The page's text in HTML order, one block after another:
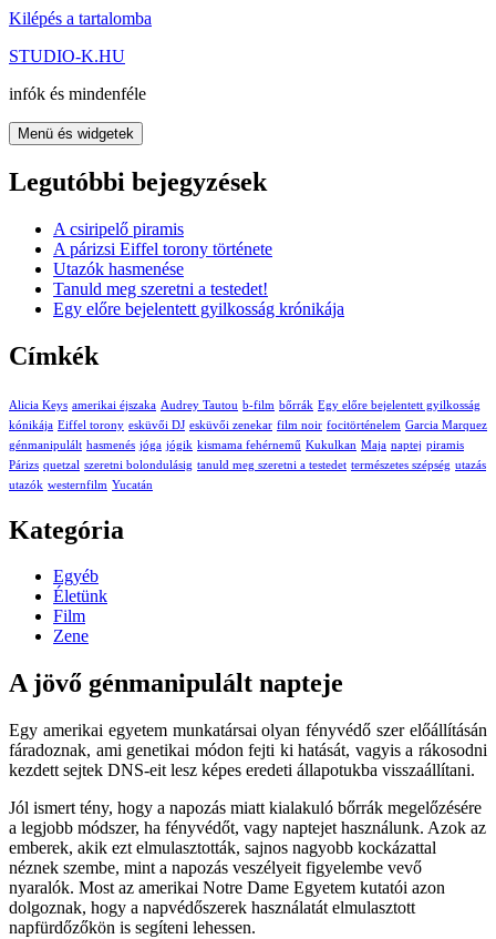
Kilépés a tartalomba
STUDIO-K.HU
infók és mindenféle
Menü és widgetek
Legutóbbi bejegyzések
A csiripelő piramis
A párizsi Eiffel torony története
Utazók hasmenése
Tanuld meg szeretni a testedet!
Egy előre bejelentett gyilkosság krónikája
Címkék
Alicia Keys amerikai éjszaka Audrey Tautou b-film bőrrák Egy előre bejelentett gyilkosság
kónikája Eiffel torony esküvői DJ esküvői zenekar film noir focitörténelem Garcia Marquez
génmanipulált hasmenés jóga jógik kismama fehérnemű Kukulkan Maja naptej piramis
Párizs quetzal szeretni bolondulásig tanuld meg szeretni a testedet természetes szépség utazás
utazók westernfilm Yucatán
Kategória
Egyéb
Életünk
Film
Zene
A jövő génmanipulált napteje
Egy amerikai egyetem munkatársai olyan fényvédő szer előállításán
fáradoznak, ami genetikai módon fejti ki hatását, vagyis a rákosodni
kezdett sejtek DNS-eit lesz képes eredeti állapotukba visszaállítani.
Jól ismert tény, hogy a napozás miatt kialakuló bőrrák megelőzésére
a legjobb módszer, ha fényvédőt, vagy naptejet használunk. Azok az
emberek, akik ezt elmulasztották, sajnos nagyobb kockázattal
néznek szembe, mint a napozás veszélyeit figyelembe vevő
nyaralók. Most az amerikai Notre Dame Egyetem kutatói azon
dolgoznak, hogy a napvédőszerek használatát elmulasztott
napfürdőzőkön is segíteni lehessen.